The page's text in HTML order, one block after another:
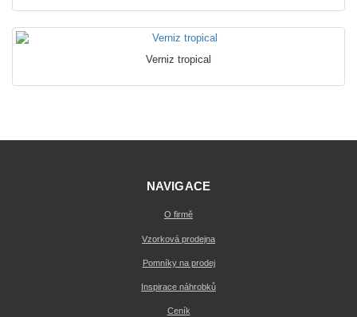
Verniz tropical
NAVIGACE
O firmě
Vzorková prodejna
Pomníky na prodej
Inspirace náhrobků
Ceník